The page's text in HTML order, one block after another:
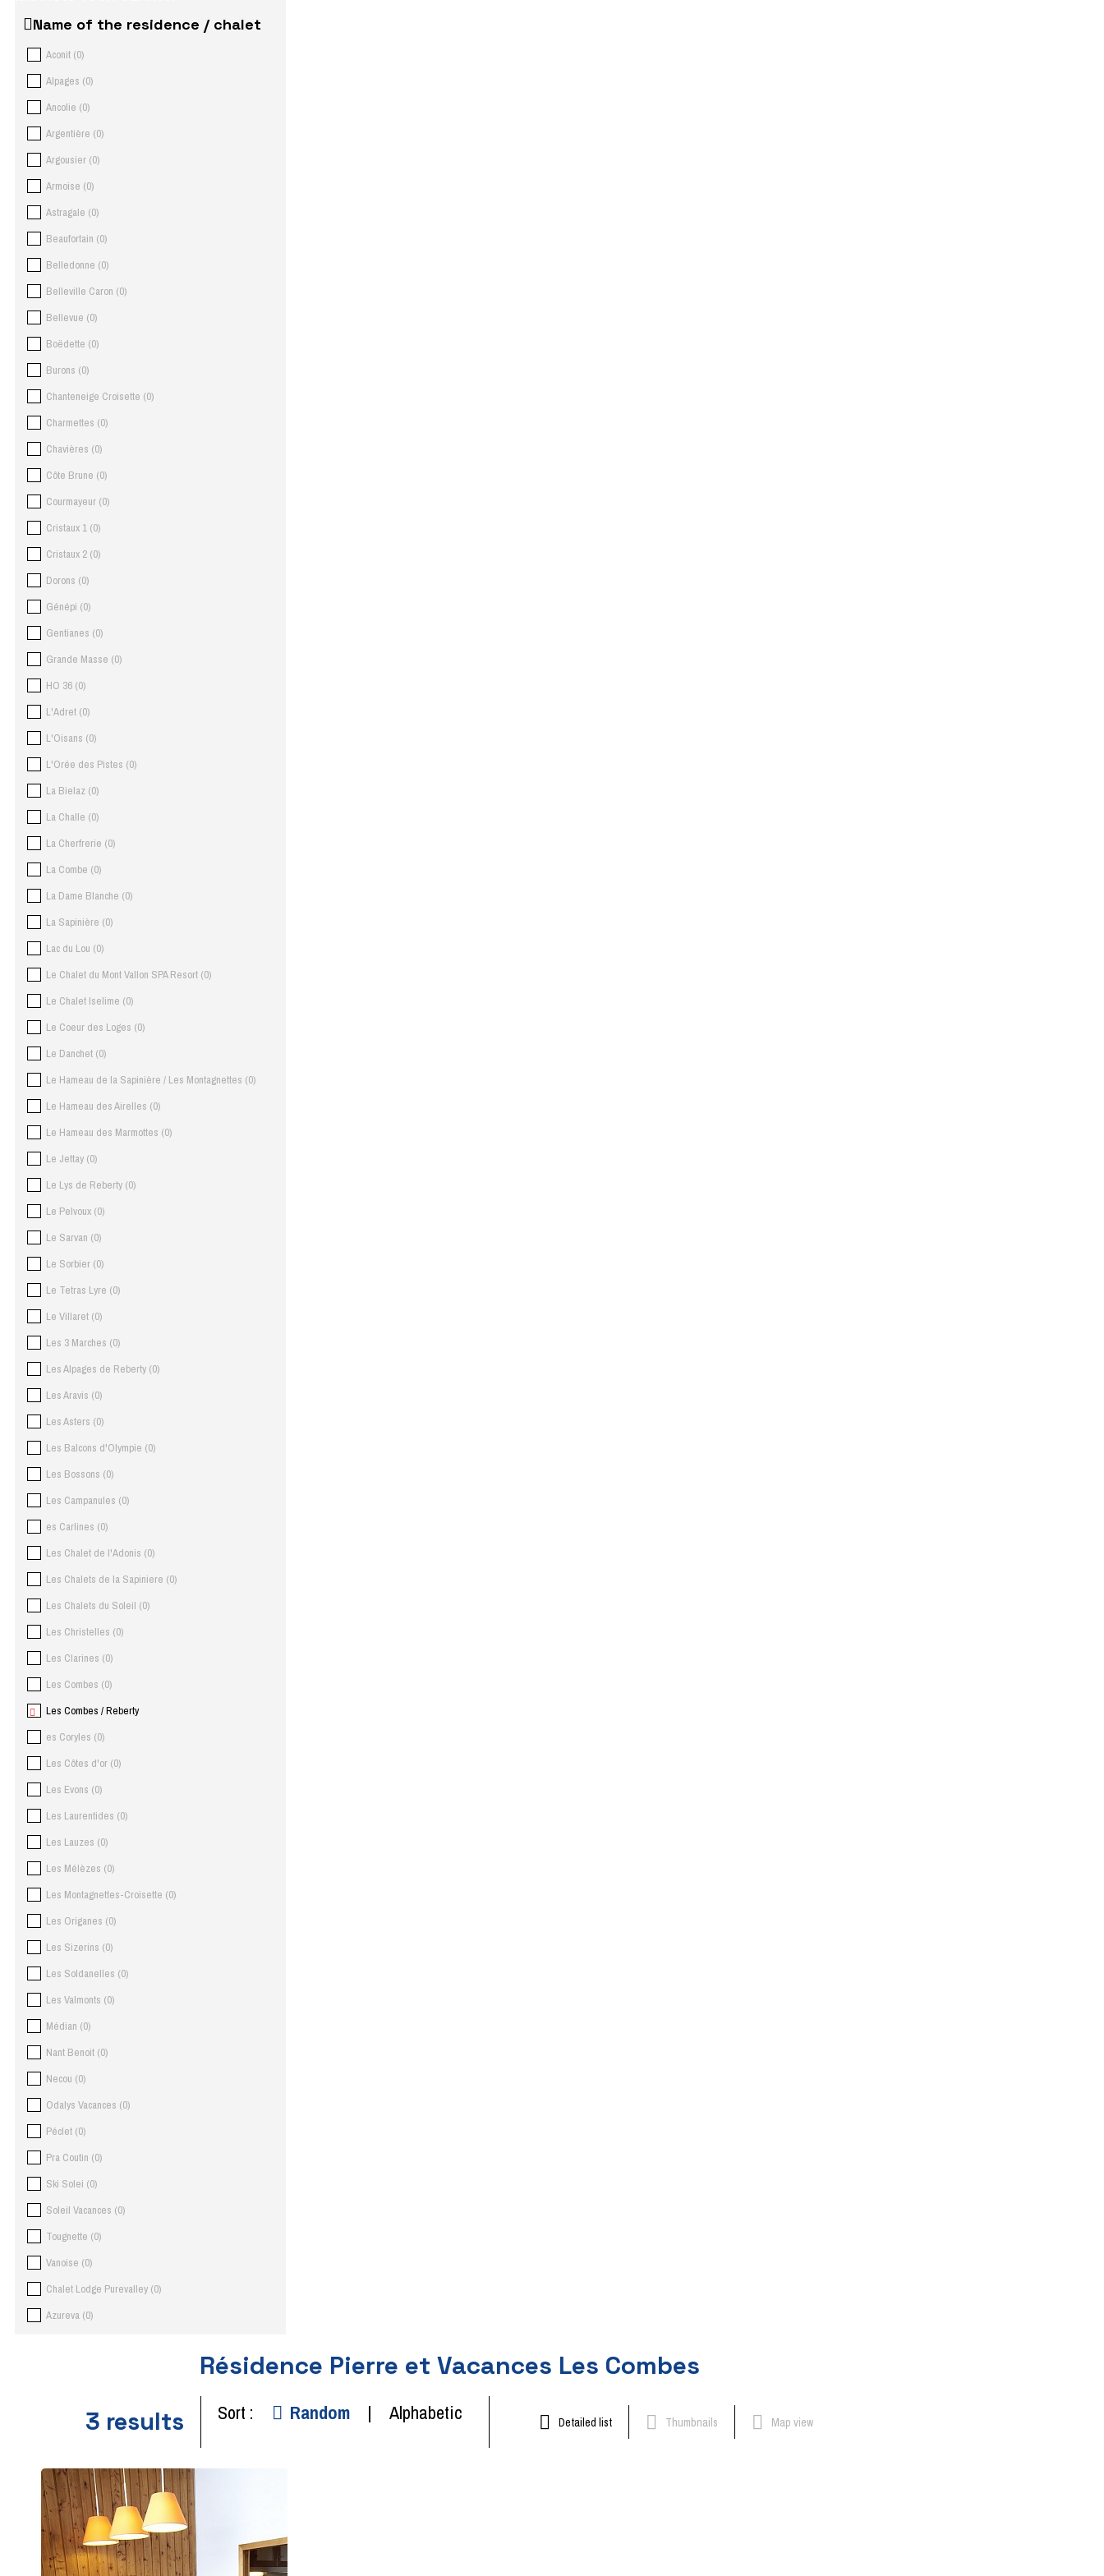
Name of the residence / chalet
Aconit (0)
Alpages (0)
Ancolie (0)
Argentière (0)
Argousier (0)
Armoise (0)
Astragale (0)
Beaufortain (0)
Belledonne (0)
Belleville Caron (0)
Bellevue (0)
Boëdette (0)
Burons (0)
Chanteneige Croisette (0)
Charmettes (0)
Chavières (0)
Côte Brune (0)
Courmayeur (0)
Cristaux 1 (0)
Cristaux 2 (0)
Dorons (0)
Génépi (0)
Gentianes (0)
Grande Masse (0)
HO 36 (0)
L'Adret (0)
L'Oisans (0)
L'Orée des Pistes (0)
La Bielaz (0)
La Challe (0)
La Cherfrerie (0)
La Combe (0)
La Dame Blanche (0)
La Sapinière (0)
Lac du Lou (0)
Le Chalet du Mont Vallon SPA Resort (0)
Le Chalet Iselime (0)
Le Coeur des Loges (0)
Le Danchet (0)
Le Hameau de la Sapinière / Les Montagnettes (0)
Le Hameau des Airelles (0)
Le Hameau des Marmottes (0)
Le Jettay (0)
Le Lys de Reberty (0)
Le Pelvoux (0)
Le Sarvan (0)
Le Sorbier (0)
Le Tetras Lyre (0)
Le Villaret (0)
Les 3 Marches (0)
Les Alpages de Reberty (0)
Les Aravis (0)
Les Asters (0)
Les Balcons d'Olympie (0)
Les Bossons (0)
Les Campanules (0)
es Carlines (0)
Les Chalet de l'Adonis (0)
Les Chalets de la Sapiniere (0)
Les Chalets du Soleil (0)
Les Christelles (0)
Les Clarines (0)
Les Combes (0)
Les Combes / Reberty
es Coryles (0)
Les Côtes d'or (0)
Les Evons (0)
Les Laurentides (0)
Les Lauzes (0)
Les Mélèzes (0)
Les Montagnettes-Croisette (0)
Les Origanes (0)
Les Sizerins (0)
Les Soldanelles (0)
Les Valmonts (0)
Médian (0)
Nant Benoit (0)
Necou (0)
Odalys Vacances (0)
Péclet (0)
Pra Coutin (0)
Ski Solei (0)
Soleil Vacances (0)
Tougnette (0)
Vanoise (0)
Chalet Lodge Purevalley (0)
Azureva (0)
Résidence Pierre et Vacances Les Combes
Detailed list Thumbnails Map view
3 results Sort : Random Alphabetic